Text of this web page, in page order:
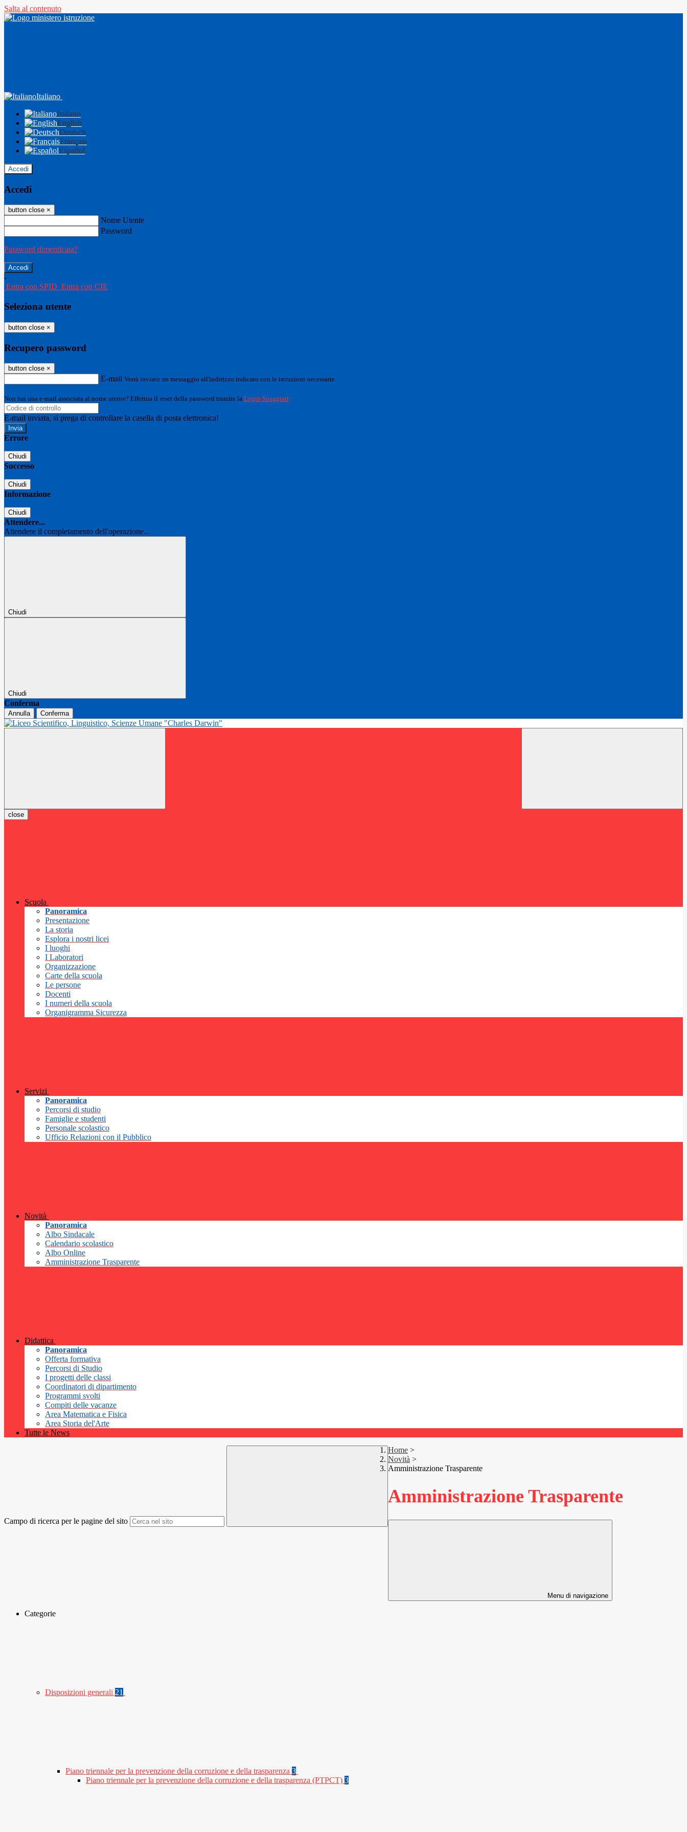
Salta al contenuto
Italiano
Italiano
English
Deutsch
Français
Español
Accedi
Accedi
button close ×
Nome Utente
Password
Password dimenticata?
-
Entra con SPID Entra con CIE
Seleziona utente
button close ×
Recupero password
button close ×
E-mail Verrà inviato un messaggio all'indirizzo indicato con le istruzioni necessarie.
Non hai una e-mail associata al nome utente? Effettua il reset della password tramite la Login Spaggiari
E-mail inviata, si prega di controllare la casella di posta elettronica!
Errore
Chiudi
Successo
Chiudi
Informazione
Chiudi
Attendere...
Attendere il completamento dell'operazione...
Chiudi
Chiudi
Conferma
Annulla Conferma
close
Scuola
Panoramica
Presentazione
La storia
Esplora i nostri licei
I luoghi
I Laboratori
Organizzazione
Carte della scuola
Le persone
Docenti
I numeri della scuola
Organigramma Sicurezza
Servizi
Panoramica
Percorsi di studio
Famiglie e studenti
Personale scolastico
Ufficio Relazioni con il Pubblico
Novità
Panoramica
Albo Sindacale
Calendario scolastico
Albo Online
Amministrazione Trasparente
Didattica
Panoramica
Offerta formativa
Percorsi di Studio
I progetti delle classi
Coordinatori di dipartimento
Programmi svolti
Compiti delle vacanze
Area Matematica e Fisica
Area Storia del'Arte
Tutte le News
Campo di ricerca per le pagine del sito
Home >
Novità >
Amministrazione Trasparente
Amministrazione Trasparente
Menu di navigazione
Categorie
Disposizioni generali 21
Piano triennale per la prevenzione della corruzione e della trasparenza 3
Piano triennale per la prevenzione della corruzione e della trasparenza (PTPCT) 3